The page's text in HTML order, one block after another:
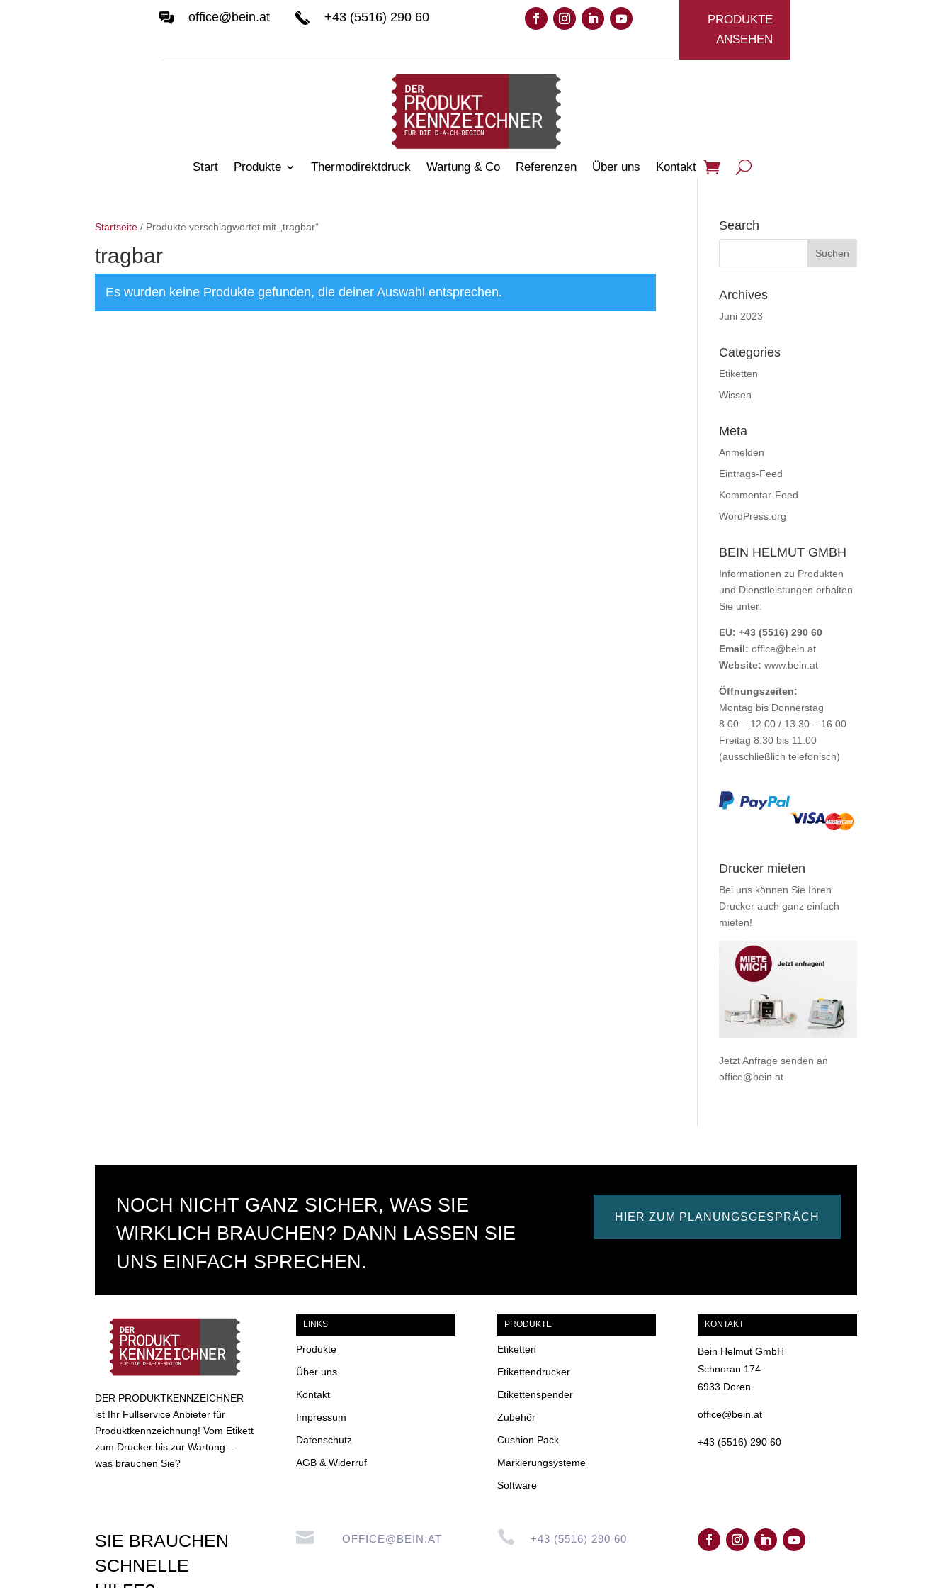
office@bein.at +43 (5516) 290 60
PRODUKTE
ANSEHEN
Start Produkte Thermodirektdruck Wartung & Co Referenzen Über uns Kontakt
Startseite / Produkte verschlagwortet mit „tragbar“
tragbar
Es wurden keine Produkte gefunden, die deiner Auswahl entsprechen.
Search
Archives
Juni 2023
Categories
Etiketten
Wissen
Meta
Anmelden
Eintrags-Feed
Kommentar-Feed
WordPress.org
BEIN HELMUT GMBH
Informationen zu Produkten
und Dienstleistungen erhalten
Sie unter:
EU: +43 (5516) 290 60
Email: office@bein.at
Website: www.bein.at
Öffnungszeiten:
Montag bis Donnerstag
8.00 – 12.00 / 13.30 – 16.00
Freitag 8.30 bis 11.00
(ausschließlich telefonisch)
Drucker mieten
Bei uns können Sie Ihren
Drucker auch ganz einfach
mieten!
Jetzt Anfrage senden an
office@bein.at
NOCH NICHT GANZ SICHER, WAS SIE
WIRKLICH BRAUCHEN? DANN LASSEN SIE
UNS EINFACH SPRECHEN.
HIER ZUM PLANUNGSGESPRÄCH
DER PRODUKTKENNZEICHNER
ist Ihr Fullservice Anbieter für
Produktkennzeichnung! Vom Etikett
zum Drucker bis zur Wartung –
was brauchen Sie?
LINKS
Produkte
Über uns
Kontakt
Impressum
Datenschutz
AGB & Widerruf
PRODUKTE
Etiketten
Etikettendrucker
Etikettenspender
Zubehör
Cushion Pack
Markierungsysteme
Software
KONTAKT
Bein Helmut GmbH
Schnoran 174
6933 Doren
office@bein.at
+43 (5516) 290 60
SIE BRAUCHEN
SCHNELLE
 OFFICE@BEIN.AT  +43 (5516) 290 60